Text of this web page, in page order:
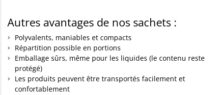
Autres avantages de nos sachets :
Polyvalents, maniables et compacts
Répartition possible en portions
Emballage sûrs, même pour les liquides (le contenu reste
protégé)
Les produits peuvent être transportés facilement et
confortablement